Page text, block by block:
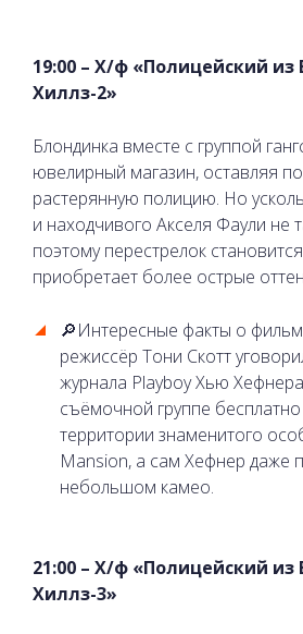
19:00 – Х/ф «Полицейский из
Хиллз-2»
Блондинка вместе с группой
ювелирный магазин, оставляя
растерянную полицию. Но
и находчивого Акселя Фаули не
поэтому перестрелок
приобретает более острые
🔎Интересные факты о
режиссёр Тони Скотт
журнала Playboy Хью
съёмочной группе
территории знаменитого
Mansion, а сам Хефнер даже
небольшом камео.
21:00 – Х/ф «Полицейский из
Хиллз-3»